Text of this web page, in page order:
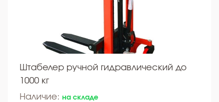
Штабелер ручной гидравлический до
1000 кг
Наличие: на складе